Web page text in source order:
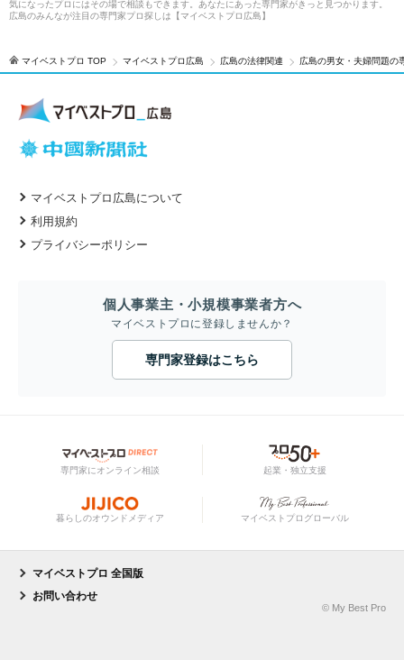
気になったプロにはその場で相談もできます。あなたにあった専門家がきっと見つかります。
広島のみんなが注目の専門家プロ探しは【マイベストプロ広島】
マイベストプロ TOP マイベストプロ広島 広島の法律関連 広島の男女・夫婦問題の
マイベストプロ広島について
利用規約
プライバシーポリシー
個人事業主・小規模事業者方へ
マイベストプロに登録しませんか？
専門家登録はこちら
専門家にオンライン相談 起業・独立支援
暮らしのオウンドメディア マイベストプログローバル
マイベストプロ 全国版
お問い合わせ
© My Best Pro